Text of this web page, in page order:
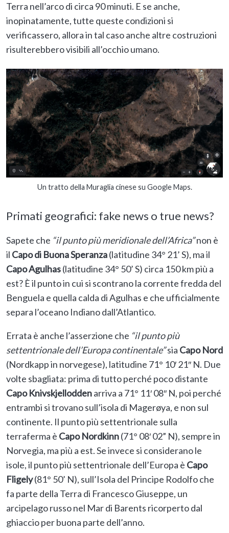
Terra nell’arco di circa 90 minuti. E se anche,
inopinatamente, tutte queste condizioni si
verificassero, allora in tal caso anche altre costruzioni
risulterebbero visibili all’occhio umano.
Un tratto della Muraglia cinese su Google Maps.
Primati geografici: fake news o true news?
Sapete che “il punto più meridionale dell’Africa”non è
il Capo di Buona Speranza(latitudine 34° 21’ S), ma il
Capo Agulhas(latitudine 34° 50’ S) circa 150 km più a
est? È il punto in cui si scontrano la corrente fredda del
Benguela e quella calda di Agulhas e che ufficialmente
separa l’oceano Indiano dall’Atlantico.
Errata è anche l’asserzione che “il punto più
settentrionale dell’Europa continentale”sia Capo Nord
(Nordkapp in norvegese), latitudine 71° 10′ 21″ N. Due
volte sbagliata: prima di tutto perché poco distante
Capo Knivskjelloddenarriva a 71° 11′ 08″ N, poi perché
entrambi si trovano sull’isola di Magerøya, e non sul
continente. Il punto più settentrionale sulla
terraferma è Capo Nordkinn(71° 08′ 02” N), sempre in
Norvegia, ma più a est. Se invece si considerano le
isole, il punto più settentrionale dell’Europa è Capo
Fligely(81° 50’ N), sull’Isola del Principe Rodolfo che
fa parte della Terra di Francesco Giuseppe, un
arcipelago russo nel Mar di Barents ricorperto dal
ghiaccio per buona parte dell’anno.